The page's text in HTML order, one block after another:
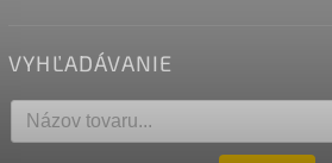
VYHĽADÁVANIE